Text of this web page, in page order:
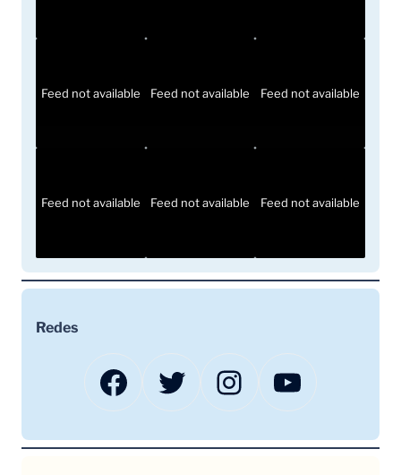
Feed not available Feed not available Feed not available
Feed not available Feed not available Feed not available
Redes
Facebook Twitter Instagram YouTube